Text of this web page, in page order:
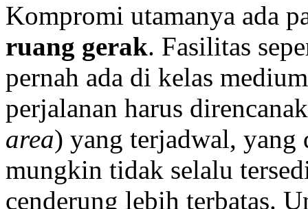
Kompromi utamanya ada
ruang gerak. Fasilitas
pernah ada di kelas
perjalanan harus
area) yang terjadwal, yang
mungkin tidak selalu
cenderung lebih terbatas.